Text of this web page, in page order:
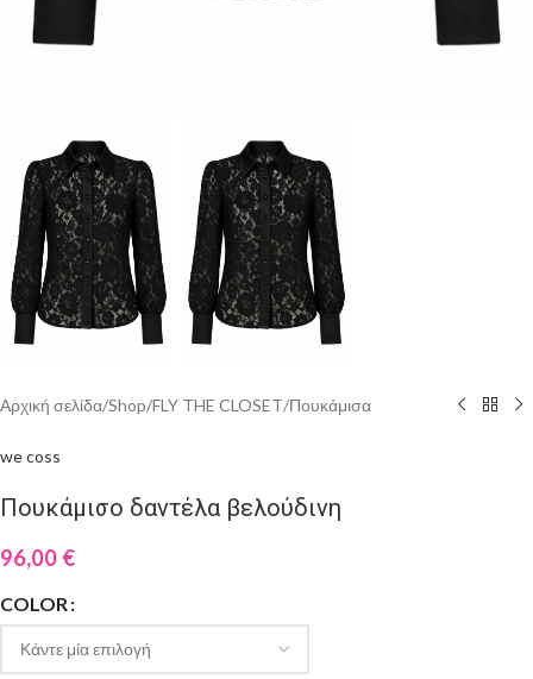
Αρχική σελίδα/Shop/FLY THE CLOSET/Πουκάμισα
we coss
Πουκάμισο δαντέλα βελούδινη
96,00 €
COLOR